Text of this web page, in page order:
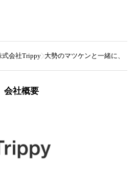
式会社Trippy 大勢のマツケンと一緒に、マ
会社概要